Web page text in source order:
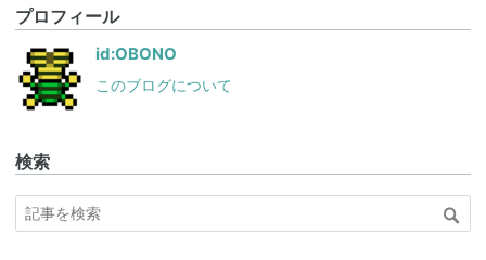
プロフィール
id:OBONO
このブログについて
検索